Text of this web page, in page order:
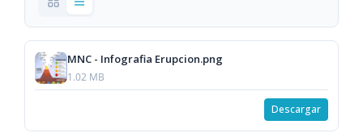
MNC - Infografia Erupcion.png
1.02 MB
Descargar